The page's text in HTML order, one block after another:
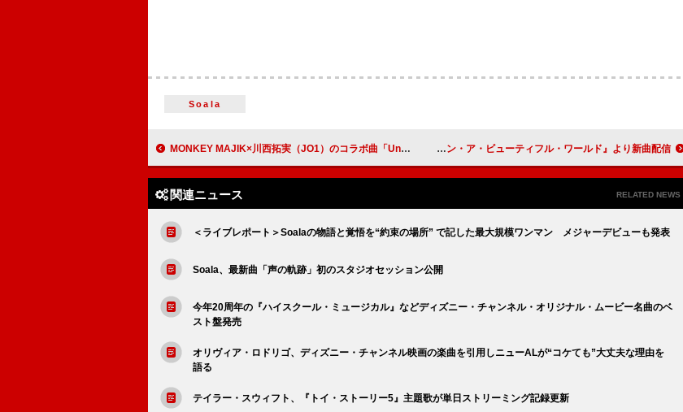
Soala
MONKEY MAJIK×川西拓実（JO1）のコラボ曲「Unstoppable」配信リリース クイーンのロジャー・テイラー、5年ぶりのソロAL『ヴァイオレンス・インセイン・イン・ア・ビューティフル・ワールド』より新曲配信
関連ニュース RELATED NEWS
＜ライブレポート＞Soalaの物語と覚悟を“約束の場所” で記した最大規模ワンマン メジャーデビューも発表
Soala、最新曲「声の軌跡」初のスタジオセッション公開
今年20周年の『ハイスクール・ミュージカル』などディズニー・チャンネル・オリジナル・ムービー名曲のベ
スト盤発売
オリヴィア・ロドリゴ、ディズニー・チャンネル映画の楽曲を引用しニューALが“コケても”大丈夫な理由を
語る
テイラー・スウィフト、『トイ・ストーリー5』主題歌が単日ストリーミング記録更新